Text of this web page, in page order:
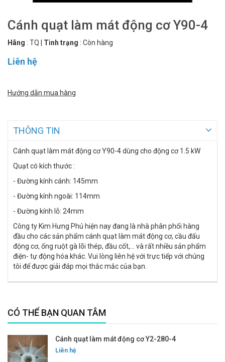
Cánh quạt làm mát động cơ Y90-4
Hãng : TQ Tình trạng : Còn hàng
Liên hệ
Hướng dẫn mua hàng
THÔNG TIN
Cánh quạt làm mát động cơ Y90-4 dùng cho động cơ 1.5 kW
Quạt có kích thước :
- Đường kính cánh: 145mm
- Đường kính ngoài: 114mm
- Đường kính lỗ: 24mm
Công ty Kim Hưng Phú hiện nay đang là nhà phân phối hàng
đầu cho các sản phẩm cánh quạt làm mát động cơ, cầu đấu
động cơ, ống ruột gà lõi thép, đầu cốt,... và rất nhiều sản phẩm
điện- tự động hóa khác. Vui lòng liên hệ với trực tiếp với chúng
tôi để được giải đáp mọi thắc mắc của bạn.
CÓ THỂ BẠN QUAN TÂM
Cánh quạt làm mát động cơ Y2-280-4
Liên hệ